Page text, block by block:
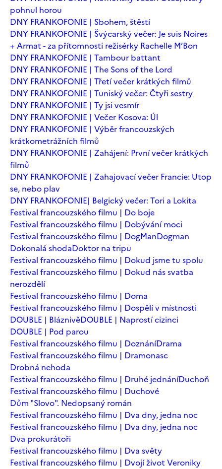
pohnul horou
DNY FRANKOFONIE | Sbohem, štěstí
DNY FRANKOFONIE | Švýcarský večer: Je suis Noires
+ Armat - za přítomnosti režisérky Rachelle M’Bon
DNY FRANKOFONIE | Tambour battant
DNY FRANKOFONIE | The Sons of the Lord
DNY FRANKOFONIE | Třetí večer krátkých filmů
DNY FRANKOFONIE | Tuniský večer: Čtyři sestry
DNY FRANKOFONIE | Ty jsi vesmír
DNY FRANKOFONIE | Večer Kosova: Úl
DNY FRANKOFONIE | Výběr francouzských
krátkometrážních filmů
DNY FRANKOFONIE | Zahájení: První večer krátkých
filmů
DNY FRANKOFONIE | Zahajovací večer Francie: Utop
se, nebo plav
DNY FRANKOFONIE| Belgický večer: Tori a Lokita
Festival francouzského filmu | Do boje
Festival francouzského filmu | Dobývání moci
Festival francouzského filmu | DogManDogman
Dokonalá shodaDoktor na tripu
Festival francouzského filmu | Dokud jsme tu spolu
Festival francouzského filmu | Dokud nás svatba
nerozdělí
Festival francouzského filmu | Doma
Festival francouzského filmu | Dospělí v místnosti
DOUBLE | BláznivěDOUBLE | Naprostí cizinci
DOUBLE | Pod parou
Festival francouzského filmu | DoznáníDrama
Festival francouzského filmu | Dramonasc
Drobná nehoda
Festival francouzského filmu | Druhé jednáníDuchoň
Festival francouzského filmu | Duchové
Dům "Slovo". Nedopsaný román
Festival francouzského filmu | Dva dny, jedna noc
Festival francouzského filmu | Dva dny, jedna noc
Dva prokurátoři
Festival francouzského filmu | Dva světy
Festival francouzského filmu | Dvojí život Veroniky